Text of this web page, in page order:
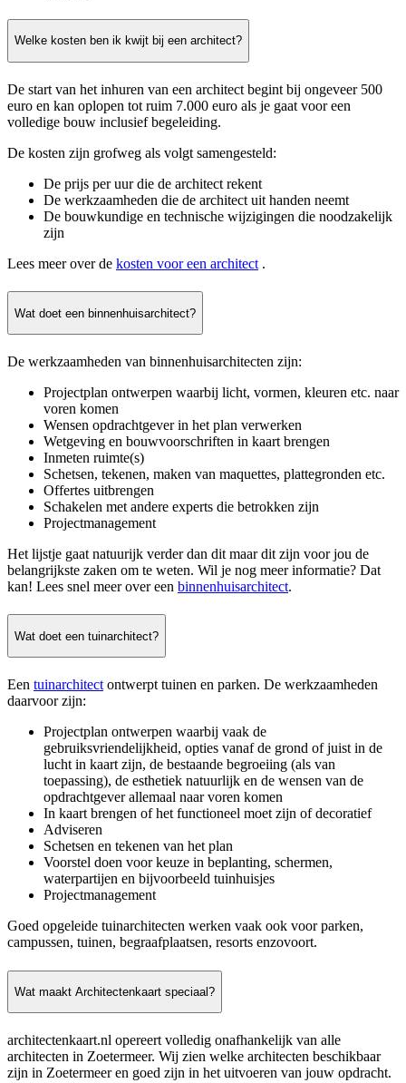
Welke kosten ben ik kwijt bij een architect?
De start van het inhuren van een architect begint bij ongeveer 500
euro en kan oplopen tot ruim 7.000 euro als je gaat voor een
volledige bouw inclusief begeleiding.
De kosten zijn grofweg als volgt samengesteld:
De prijs per uur die de architect rekent
De werkzaamheden die de architect uit handen neemt
De bouwkundige en technische wijzigingen die noodzakelijk
zijn
Lees meer over de kosten voor een architect .
Wat doet een binnenhuisarchitect?
De werkzaamheden van binnenhuisarchitecten zijn:
Projectplan ontwerpen waarbij licht, vormen, kleuren etc. naar
voren komen
Wensen opdrachtgever in het plan verwerken
Wetgeving en bouwvoorschriften in kaart brengen
Inmeten ruimte(s)
Schetsen, tekenen, maken van maquettes, plattegronden etc.
Offertes uitbrengen
Schakelen met andere experts die betrokken zijn
Projectmanagement
Het lijstje gaat natuurijk verder dan dit maar dit zijn voor jou de
belangrijkste zaken om te weten. Wil je nog meer informatie? Dat
kan! Lees snel meer over een binnenhuisarchitect.
Wat doet een tuinarchitect?
Een tuinarchitect ontwerpt tuinen en parken. De werkzaamheden
daarvoor zijn:
Projectplan ontwerpen waarbij vaak de
gebruiksvriendelijkheid, opties vanaf de grond of juist in de
lucht in kaart zijn, de bestaande begroeiing (als van
toepassing), de esthetiek natuurlijk en de wensen van de
opdrachtgever allemaal naar voren komen
In kaart brengen of het functioneel moet zijn of decoratief
Adviseren
Schetsen en tekenen van het plan
Voorstel doen voor keuze in beplanting, schermen,
waterpartijen en bijvoorbeeld tuinhuisjes
Projectmanagement
Goed opgeleide tuinarchitecten werken vaak ook voor parken,
campussen, tuinen, begraafplaatsen, resorts enzovoort.
Wat maakt Architectenkaart speciaal?
architectenkaart.nl opereert volledig onafhankelijk van alle
architecten in Zoetermeer. Wij zien welke architecten beschikbaar
zijn in Zoetermeer en goed zijn in het uitvoeren van jouw opdracht.